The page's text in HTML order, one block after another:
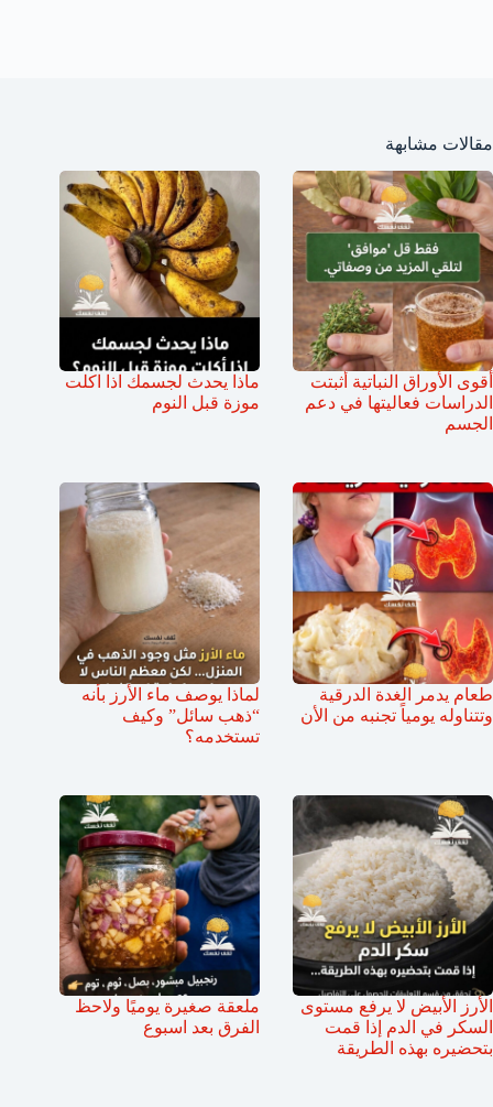
مقالات مشابهة
أقوى الأوراق النباتية أثبتت
الدراسات فعاليتها في دعم
الجسم
ماذا يحدث لجسمك اذا اكلت
موزة قبل النوم
طعام يدمر الغدة الدرقية
وتتناوله يومياً تجنبه من الأن
لماذا يوصف ماء الأرز بأنه
“ذهب سائل” وكيف
تستخدمه؟
الأرز الأبيض لا يرفع مستوى
السكر في الدم إذا قمت
بتحضيره بهذه الطريقة
ملعقة صغيرة يوميًا ولاحظ
الفرق بعد اسبوع